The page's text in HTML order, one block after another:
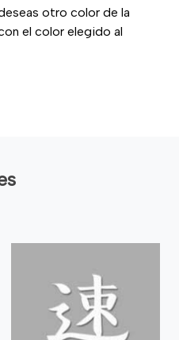
otro color de la
el color elegido al